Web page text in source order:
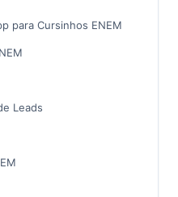
para Cursinhos ENEM
Leads